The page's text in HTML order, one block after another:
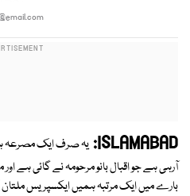
ISLAMABAD: یہ صرف ایک مصرعہ ہی
آرہی ہے جو اقبال بانو مرحومہ نے گائی
بارے میں ایک مرتبہ ہمیں ایکسپریس ملتان کے